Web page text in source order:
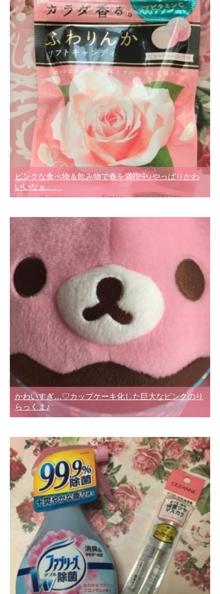
ピンクな食べ物＆飲み物で春を満喫中♪やっぱりかわ
いいなぁ。。
かわいすぎ…♡カップケーキ化した巨大なピンクのり
らっくま♪